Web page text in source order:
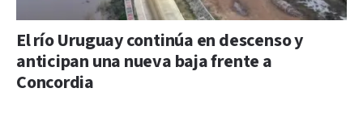
El río Uruguay continúa en descenso y
anticipan una nueva baja frente a
Concordia